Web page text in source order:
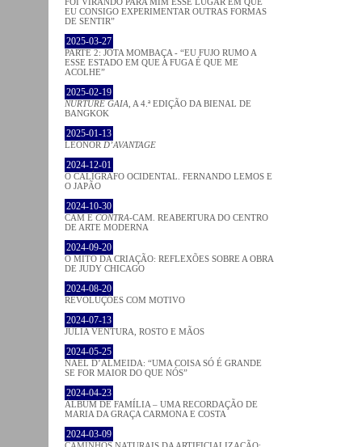
EU CONSIGO EXPERIMENTAR OUTRAS FORMAS
DE SENTIR”
2025-03-27
PARTE 2: JOTA MOMBAÇA - “EU FUJO RUMO A
ESSE ESTADO EM QUE A FUGA É QUE ME
ACOLHE”
2025-02-19
NURTURE GAIA , A 4.ª EDIÇÃO DA BIENAL DE
BANGKOK
2025-01-13
LEONOR D’AVANTAGE
2024-12-01
O CALÍGRAFO OCIDENTAL. FERNANDO LEMOS E
O JAPÃO
2024-10-30
CAM E CONTRA-CAM. REABERTURA DO CENTRO
DE ARTE MODERNA
2024-09-20
O MITO DA CRIAÇÃO: REFLEXÕES SOBRE A OBRA
DE JUDY CHICAGO
2024-08-20
REVOLUÇÕES COM MOTIVO
2024-07-13
JÚLIA VENTURA, ROSTO E MÃOS
2024-05-25
NAEL D’ALMEIDA: “UMA COISA SÓ É GRANDE
SE FOR MAIOR DO QUE NÓS”
2024-04-23
ÁLBUM DE FAMÍLIA – UMA RECORDAÇÃO DE
MARIA DA GRAÇA CARMONA E COSTA
2024-03-09